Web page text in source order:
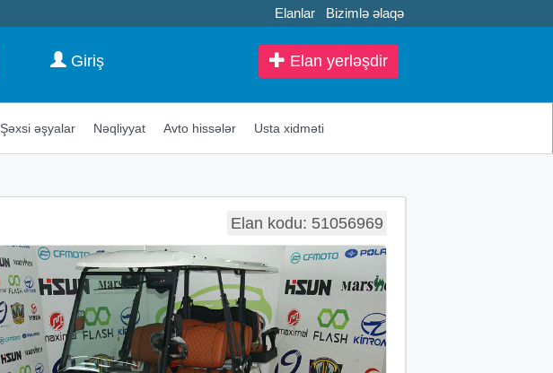
Elanlar Bizimlə əlaqə
Elan yerləşdir
Giriş
Şəxsi əşyalar Nəqliyyat Avto hissələr Usta xidməti
Elan kodu: 51056969